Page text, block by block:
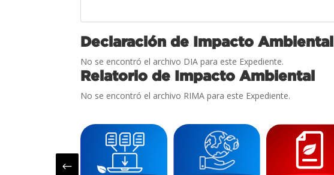
Declaración de Impacto Ambiental
No se encontró el archivo DIA para este Expediente.
Relatorio de Impacto Ambiental
No se encontró el archivo RIMA para este Expediente.
#